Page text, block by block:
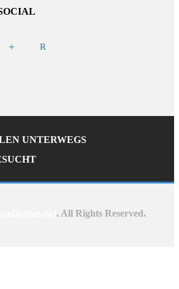
UNTERWEGS
. All Rights Reserved.